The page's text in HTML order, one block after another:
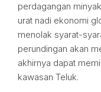
perdagangan
urat nadi ekonomi
menolak syarat-
perundingan akan
akhirnya dapat
kawasan Teluk.